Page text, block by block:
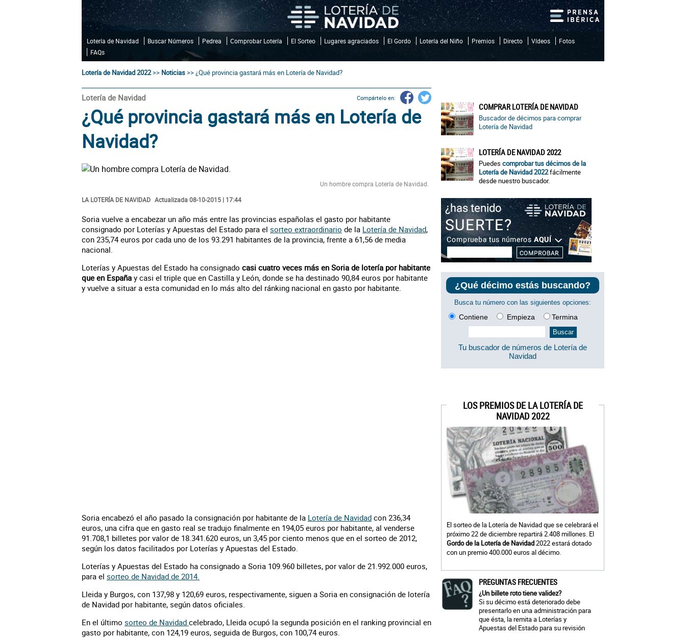
Lotería de Navidad Buscar Números Pedrea Comprobar Lotería El Sorteo Lugares agraciados El Gordo Lotería del Niño Premios Directo Vídeos
Fotos
FAQs
Lotería de Navidad 2022>> Noticias>>¿Qué provincia gastará más en Lotería de Navidad?
Compártelo en:
Lotería de Navidad
¿Qué provincia gastará más en Lotería de
Navidad?
Un hombre compra Lotería de Navidad.
LA LOTERÍA DE NAVIDAD Actualizada 08-10-2015 | 17:44
Soria vuelve a encabezar un año más entre las provincias españolas el gasto por habitante
consignado por Loterías y Apuestas del Estado para el sorteo extraordinario de la Lotería de Navidad,
con 235,74 euros por cada uno de los 93.291 habitantes de la provincia, frente a 61,56 de media
nacional.
Loterías y Apuestas del Estado ha consignado casi cuatro veces más en Soria de lotería por habitante
que en España y casi el triple que en Castilla y León, donde se ha destinado 90,84 euros por habitante
y vuelve a situar a esta comunidad en lo más alto del ránking nacional en gasto por habitante.
Soria encabezó el año pasado la consignación por habitante de la Lotería de Navidad con 236,34
euros, una cifra que en gasto real se tradujo finalmente en 194,05 euros por habitante, al venderse
91.708,1 billetes por valor de 18.341.620 euros, un 3,45 por ciento menos que en el sorteo de 2012,
según los datos facilitados por Loterías y Apuestas del Estado.
Loterías y Apuestas del Estado ha consignado a Soria 109.960 billetes, por valor de 21.992.000 euros,
para el sorteo de Navidad de 2014.
Lleida y Burgos, con 137,98 y 120,69 euros, respectivamente, siguen a Soria en consignación de lotería
de Navidad por habitante, según datos oficiales.
En el último sorteo de Navidad celebrado, Lleida ocupó la segunda posición en el ranking provincial en
gasto por habitante, con 124,19 euros, seguida de Burgos, con 100,74 euros.
COMPRAR LOTERÍA DE NAVIDAD
Buscador de décimos para comprar
Lotería de Navidad
LOTERÍA DE NAVIDAD 2022
Puedes comprobar tus décimos de la
Lotería de Navidad 2022fácilmente
desde nuestro buscador.
¿Qué décimo estás buscando?
Busca tu número con las siguientes opciones:
Contiene Empieza Termina
Tu buscador de números de Lotería de
Navidad
LOS PREMIOS DE LA LOTERÍA DE
NAVIDAD 2022
El sorteo de la Lotería de Navidad que se celebrará el
próximo 22 de diciembre repartirá 2.408 millones. El
Gordo de la Lotería de Navidad2022 estará dotado
con un premio 400.000 euros al décimo.
PREGUNTAS FRECUENTES
¿Un billete roto tiene validez?
Si su décimo está deteriorado debe
presentarlo en una administración para
que ésta, la remita a Loterías y
Apuestas del Estado para su revisión